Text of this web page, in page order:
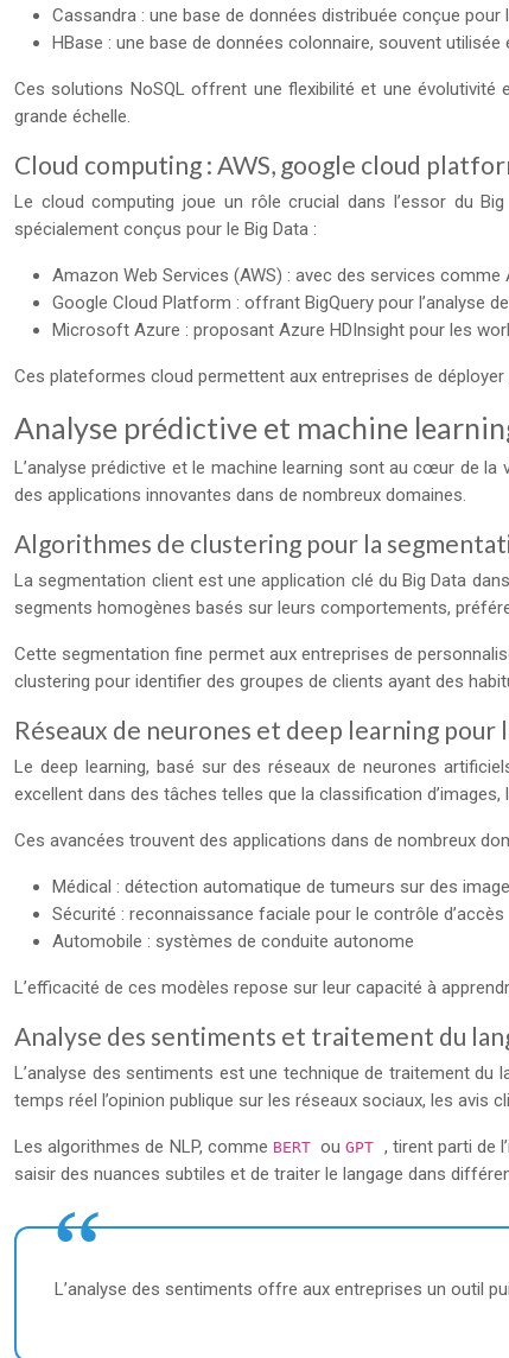
Cassandra : une base de données distribuée conçue
HBase : une base de données colonnaire, souvent
Ces solutions NoSQL offrent une flexibilité et une
grande échelle.
Cloud computing : AWS, google cloud
Le cloud computing joue un rôle crucial dans l’essor du
spécialement conçus pour le Big Data :
Amazon Web Services (AWS) : avec des services
Google Cloud Platform : offrant BigQuery pour l’analyse
Microsoft Azure : proposant Azure HDInsight pour les
Ces plateformes cloud permettent aux entreprises de
Analyse prédictive et machine
L’analyse prédictive et le machine learning sont au cœur de
des applications innovantes dans de nombreux domaines.
Algorithmes de clustering pour la
La segmentation client est une application clé du Big Data
segments homogènes basés sur leurs comportements,
Cette segmentation fine permet aux entreprises de
clustering pour identifier des groupes de clients ayant des
Réseaux de neurones et deep learning pour
Le deep learning, basé sur des réseaux de neurones
excellent dans des tâches telles que la classification
Ces avancées trouvent des applications dans de nombreux
Médical : détection automatique de tumeurs sur des
Sécurité : reconnaissance faciale pour le contrôle d’accès
Automobile : systèmes de conduite autonome
L’efficacité de ces modèles repose sur leur capacité à
Analyse des sentiments et traitement du
L’analyse des sentiments est une technique de traitement du
temps réel l’opinion publique sur les réseaux sociaux, les avis
Les algorithmes de NLP, comme BERTouGPT , tirent parti de
saisir des nuances subtiles et de traiter le langage dans
L’analyse des sentiments offre aux entreprises un outil